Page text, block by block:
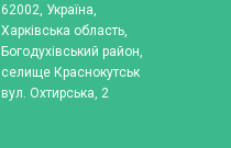
62002, Україна,
Харківська область,
Богодухівський район,
селище Краснокутськ
вул. Охтирська, 2